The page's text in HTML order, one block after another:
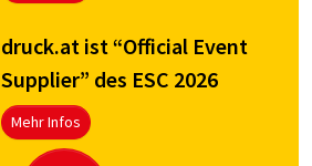
druck.at ist “Official Event
Supplier” des ESC 2026
Mehr Infos